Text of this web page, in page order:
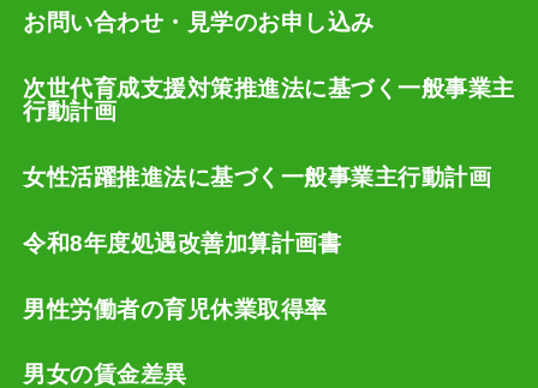
お問い合わせ・見学のお申し込み
次世代育成支援対策推進法に基づく一般事業主
行動計画
女性活躍推進法に基づく一般事業主行動計画
令和8年度処遇改善加算計画書
男性労働者の育児休業取得率
男女の賃金差異